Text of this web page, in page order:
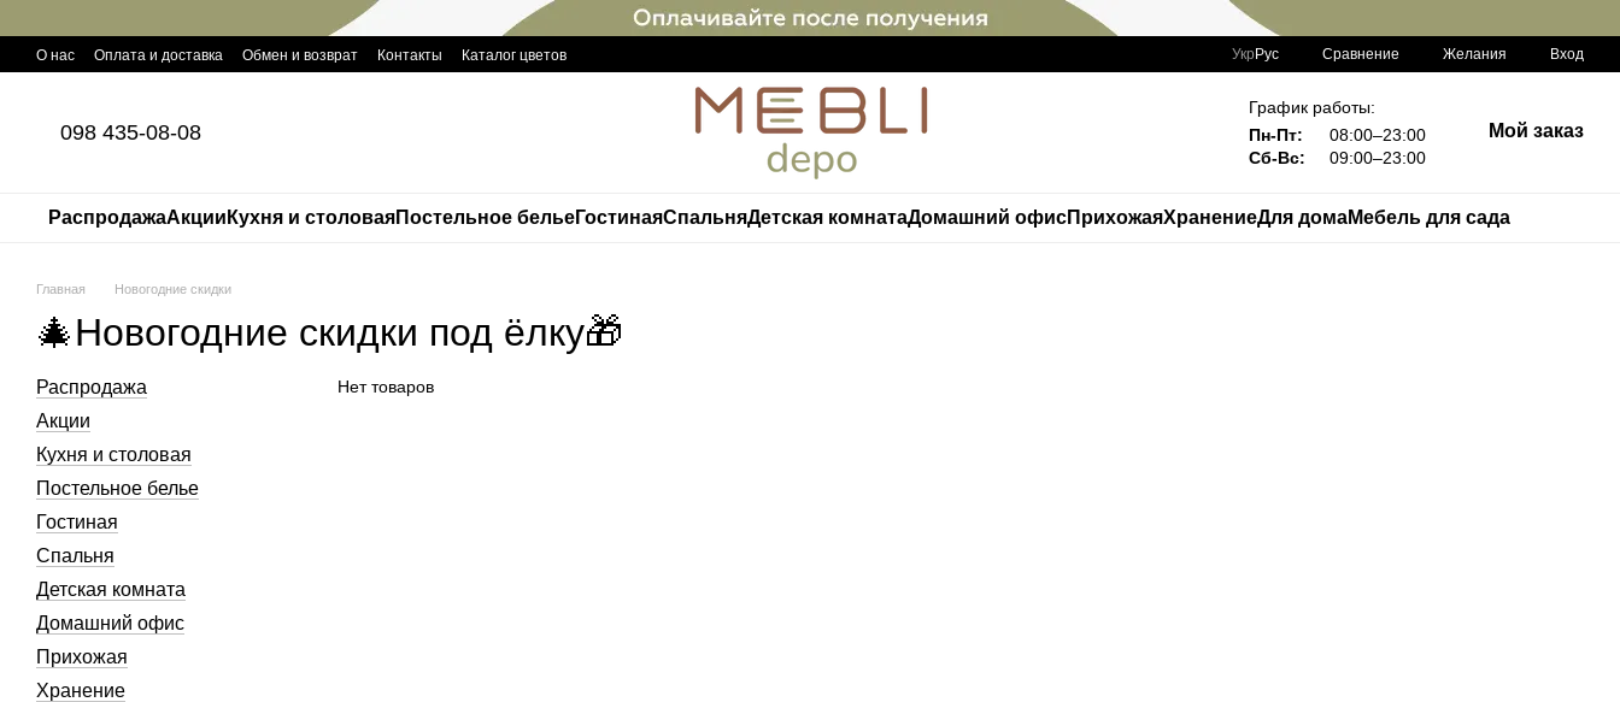
О нас Оплата и доставка Обмен и возврат Контакты Каталог цветов Укр Рус Сравнение Желания Вход
098 435-08-08
График работы:
Пн-Пт:
08:00–23:00
Сб-Вс:
09:00–23:00
Мой заказ
РаспродажаАкции Кухня и столоваяПостельное бельеГостинаяСпальняДетская комнатаДомашний офисПрихожаяХранениеДля домаМебель для сада
Главная Новогодние скидки
🎄Новогодние скидки под ёлку🎁
Нет товаров
Распродажа
Акции
Кухня и столовая
Постельное белье
Гостиная
Спальня
Детская комната
Домашний офис
Прихожая
Хранение